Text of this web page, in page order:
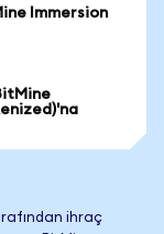
Immersion
ihraç